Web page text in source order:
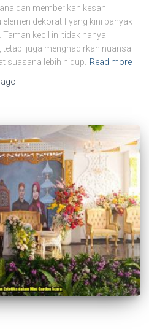
dan memberikan kesan
dekoratif yang kini banyak
kecil ini tidak hanya
juga menghadirkan nuansa
suasana lebih hidup.
Read more
ago